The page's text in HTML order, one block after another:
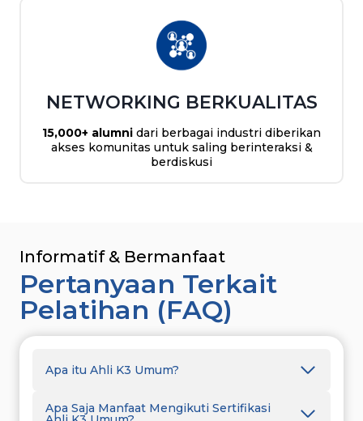
NETWORKING BERKUALITAS
15,000+ alumni dari berbagai industri diberikan
akses komunitas untuk saling berinteraksi &
berdiskusi
Informatif & Bermanfaat
Pertanyaan Terkait
Pelatihan (FAQ)
Apa itu Ahli K3 Umum?
Apa Saja Manfaat Mengikuti Sertifikasi